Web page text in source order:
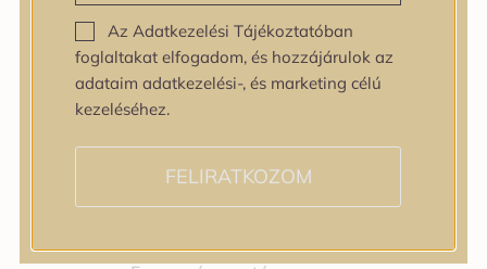
Zsíros
Bőrprobléma
Bőrprobléma
Bőrpír
Dehidratált bőr
Egyenetlen bőrtextúra
Egyenetlen tónus
Fakóság
Az Adatkezelési Tájékoztatóban
foglaltakat elfogadom, és hozzájárulok az
adataim adatkezelési-, és marketing célú
kezeléséhez.
FELIRATKOZOM